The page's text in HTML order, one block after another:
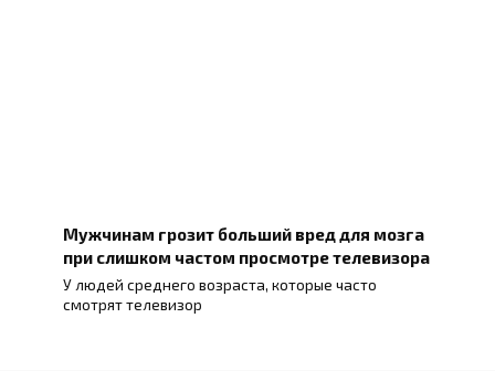
Мужчинам грозит больший вред для мозга
при слишком частом просмотре телевизора
У людей среднего возраста, которые часто
смотрят телевизор